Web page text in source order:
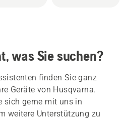
was Sie suchen?
finden Sie ganz
Geräte von Husqvarna.
sich gerne mit uns in
weitere Unterstützung zu